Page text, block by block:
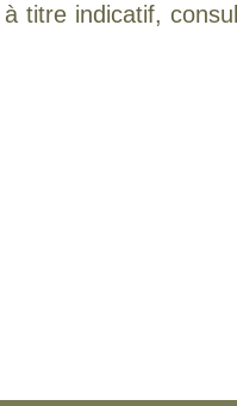
titre indicatif,